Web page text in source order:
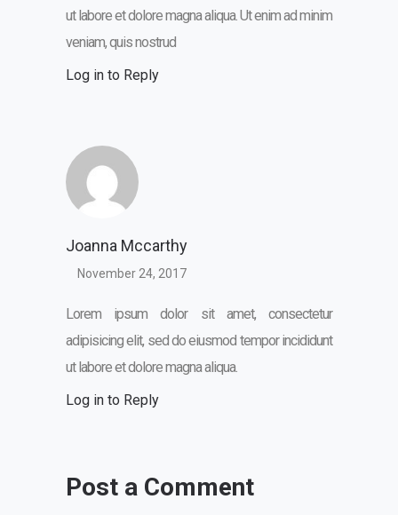
ut labore et dolore magna aliqua. Ut enim ad minim
veniam, quis nostrud
Log in to Reply
Joanna Mccarthy
November 24, 2017
Lorem ipsum dolor sit amet, consectetur
adipisicing elit, sed do eiusmod tempor incididunt
ut labore et dolore magna aliqua.
Log in to Reply
Post a Comment